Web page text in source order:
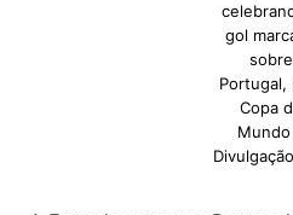
gol
sobre
Portugal,
Copa
Mundo